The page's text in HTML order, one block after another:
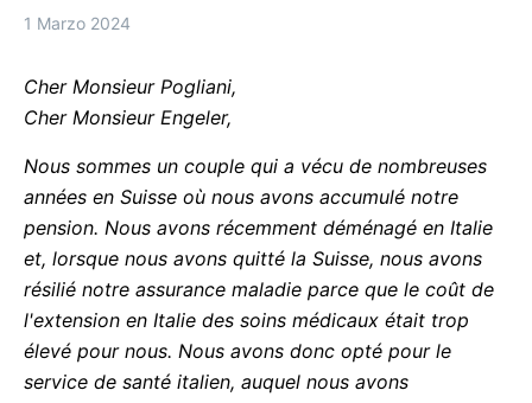
1 Marzo 2024
Cher Monsieur Pogliani,
Cher Monsieur Engeler,
Nous sommes un couple qui a vécu de nombreuses
années en Suisse où nous avons accumulé notre
pension. Nous avons récemment déménagé en Italie
et, lorsque nous avons quitté la Suisse, nous avons
résilié notre assurance maladie parce que le coût de
l'extension en Italie des soins médicaux était trop
élevé pour nous. Nous avons donc opté pour le
service de santé italien, auquel nous avons